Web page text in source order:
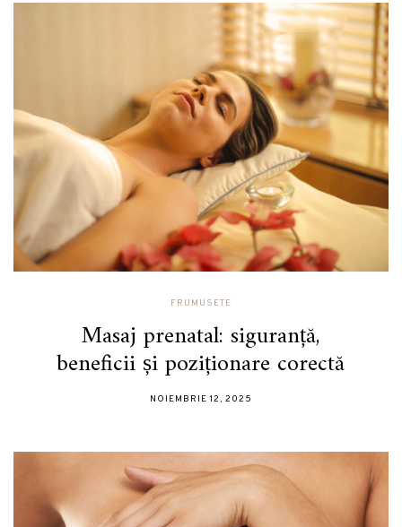
FRUMUSETE
Masaj prenatal: siguranță,
beneficii și poziționare corectă
NOIEMBRIE 12, 2025